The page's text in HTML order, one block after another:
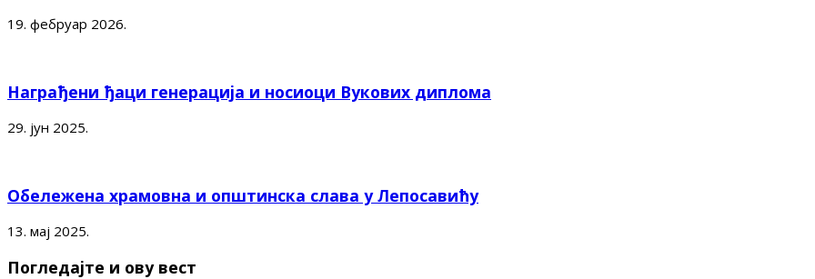
19. фебруар 2026.
Награђени ђаци генерација и носиоци Вукових диплома
29. јун 2025.
Обележена храмовна и општинска слава у Лепосавићу
13. мај 2025.
Погледајте и ову вест